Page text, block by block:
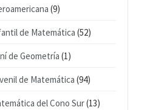
(9)
de Matemática (52)
de Geometría (1)
de Matemática (94)
del Cono Sur(13)